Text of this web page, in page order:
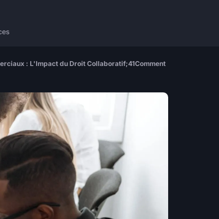
: L'Impact du Droit Collaboratif;41Comment